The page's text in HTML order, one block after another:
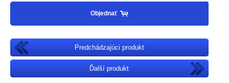
Objednať
Predchádzajúci produkt
Ďalší produkt